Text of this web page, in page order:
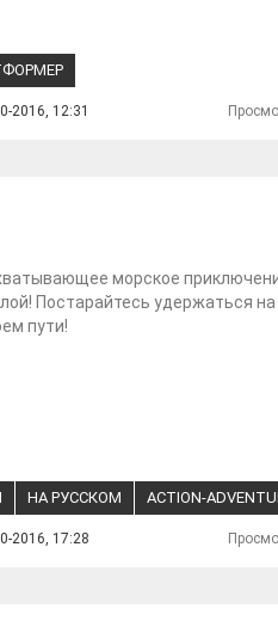
2016, 12:31
морское
Постарайтесь удержаться
пути!
НА РУССКОМ ACTION-
2016, 17:28